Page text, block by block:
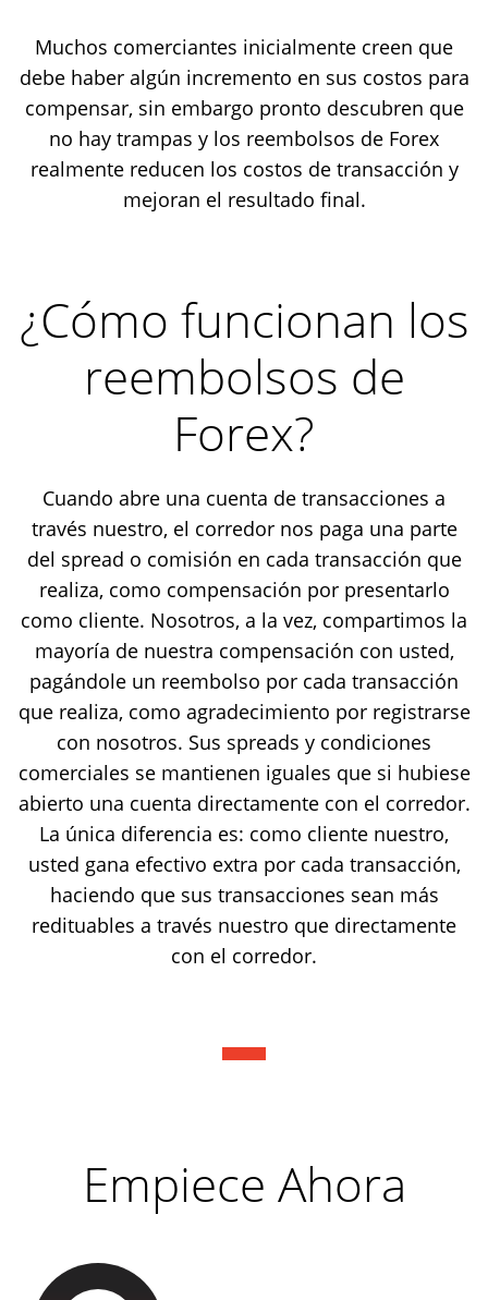
Muchos comerciantes inicialmente creen que
debe haber algún incremento en sus costos para
compensar, sin embargo pronto descubren que
no hay trampas y los reembolsos de Forex
realmente reducen los costos de transacción y
mejoran el resultado final.
¿Cómo funcionan los
reembolsos de
Forex?
Cuando abre una cuenta de transacciones a
través nuestro, el corredor nos paga una parte
del spread o comisión en cada transacción que
realiza, como compensación por presentarlo
como cliente. Nosotros, a la vez, compartimos la
mayoría de nuestra compensación con usted,
pagándole un reembolso por cada transacción
que realiza, como agradecimiento por registrarse
con nosotros. Sus spreads y condiciones
comerciales se mantienen iguales que si hubiese
abierto una cuenta directamente con el corredor.
La única diferencia es: como cliente nuestro,
usted gana efectivo extra por cada transacción,
haciendo que sus transacciones sean más
redituables a través nuestro que directamente
con el corredor.
Empiece Ahora